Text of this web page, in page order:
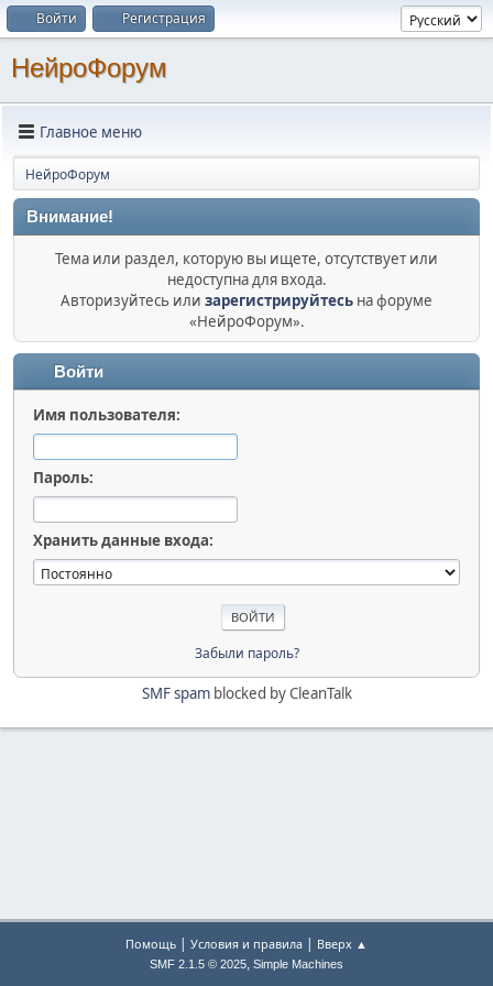
Войти Регистрация
НейроФорум
Главное меню
НейроФорум
Внимание!
Тема или раздел, которую вы ищете, отсутствует или
недоступна для входа.
Авторизуйтесь или зарегистрируйтесь на форуме
«НейроФорум».
Войти
Имя пользователя:
Пароль:
Хранить данные входа:
Забыли пароль?
SMF spamblocked by CleanTalk
Помощь | Условия и правила | Вверх ▲
SMF 2.1.5 © 2025, Simple Machines